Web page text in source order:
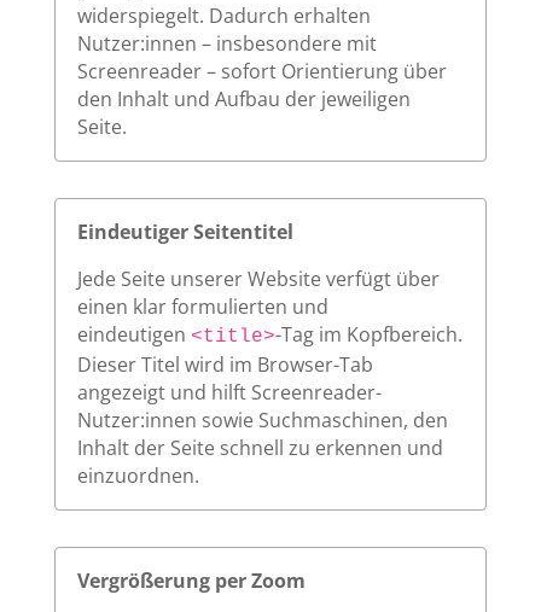
widerspiegelt. Dadurch erhalten
Nutzer:innen – insbesondere mit
Screenreader – sofort Orientierung über
den Inhalt und Aufbau der jeweiligen
Seite.
Eindeutiger Seitentitel
Jede Seite unserer Website verfügt über
einen klar formulierten und
eindeutigen <title>-Tag im Kopfbereich.
Dieser Titel wird im Browser-Tab
angezeigt und hilft Screenreader-
Nutzer:innen sowie Suchmaschinen, den
Inhalt der Seite schnell zu erkennen und
einzuordnen.
Vergrößerung per Zoom